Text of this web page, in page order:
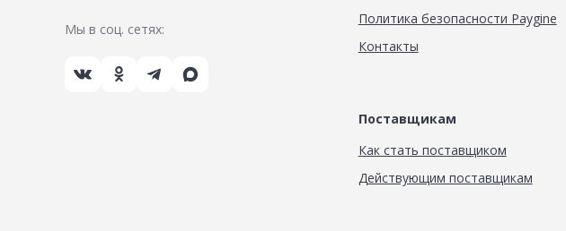
Мы в соц. сетях:
Политика безопасности Paygine
Контакты
Поставщикам
Как стать поставщиком
Действующим поставщикам